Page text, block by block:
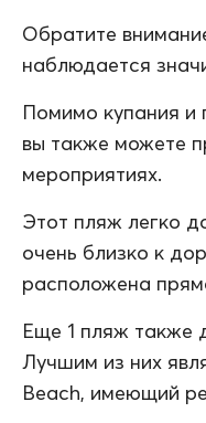
Обратите
наблюдается
Помимо купания и
вы также можете
мероприятиях.
Этот пляж легко
очень близко к
расположена
Еще 1 пляж также
Лучшим из них
Beach, имеющий